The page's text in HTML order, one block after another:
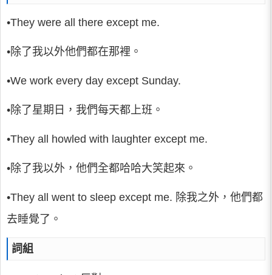
•They were all there except me.
•除了我以外他們都在那裡。
•We work every day except Sunday.
•除了星期日，我們每天都上班。
•They all howled with laughter except me.
•除了我以外，他們全都哈哈大笑起來。
•They all went to sleep except me. 除我之外，他們都
去睡覺了。
詞組